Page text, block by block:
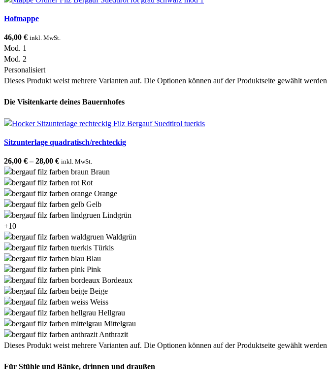
Hofmappe
46,00 € inkl. MwSt.
Mod. 1
Mod. 2
Personalisiert
Dieses Produkt weist mehrere Varianten auf. Die Optionen können auf der Produktseite gewählt werden
Die Visitenkarte deines Bauernhofes
Sitzunterlage quadratisch/rechteckig
26,00 €–28,00 € inkl. MwSt.
Braun
Rot
Orange
Gelb
Lindgrün
+10
Waldgrün
Türkis
Blau
Pink
Bordeaux
Beige
Weiss
Hellgrau
Mittelgrau
Anthrazit
Dieses Produkt weist mehrere Varianten auf. Die Optionen können auf der Produktseite gewählt werden
Für Stühle und Bänke, drinnen und draußen